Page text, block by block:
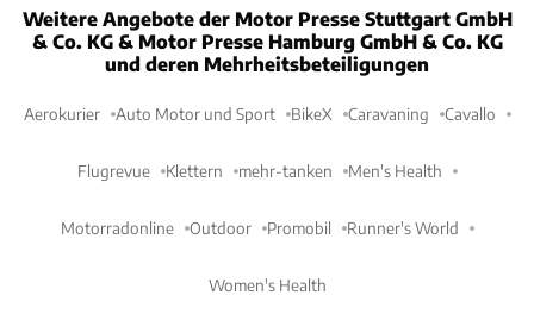
Weitere Angebote der Motor Presse Stuttgart GmbH
& Co. KG & Motor Presse Hamburg GmbH & Co. KG
und deren Mehrheitsbeteiligungen
Aerokurier Auto Motor und Sport BikeX Caravaning Cavallo
Flugrevue Klettern mehr-tanken Men's Health
Motorradonline Outdoor Promobil Runner's World
Women's Health